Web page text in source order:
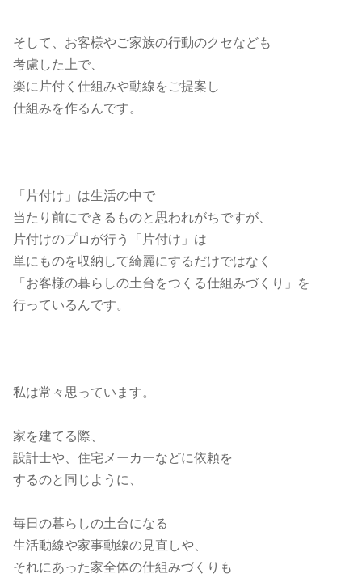
そして、お客様やご家族の行動のクセなども
考慮した上で、
楽に片付く仕組みや動線をご提案し
仕組みを作るんです。
「片付け」は生活の中で
当たり前にできるものと思われがちですが、
片付けのプロが行う「片付け」は
単にものを収納して綺麗にするだけではなく
「お客様の暮らしの土台をつくる仕組みづくり」を
行っているんです。
私は常々思っています。
家を建てる際、
設計士や、住宅メーカーなどに依頼を
するのと同じように、
毎日の暮らしの土台になる
生活動線や家事動線の見直しや、
それにあった家全体の仕組みづくりも